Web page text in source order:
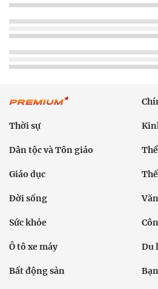
Thời sự
Dân tộc và Tôn giáo
Giáo dục
Đời sống
Sức khỏe
Ô tô xe máy Du
Bất động sản